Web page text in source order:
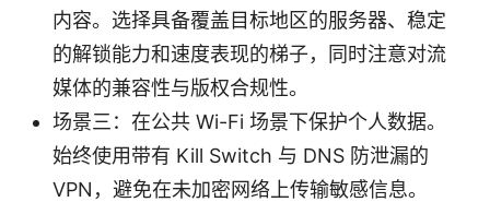
内容。选择具备覆盖目标地区的服务器、稳定
的解锁能力和速度表现的梯子，同时注意对流
媒体的兼容性与版权合规性。
场景三：在公共 Wi-Fi 场景下保护个人数据。
始终使用带有 Kill Switch 与 DNS 防泄漏的
VPN，避免在未加密网络上传输敏感信息。